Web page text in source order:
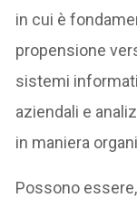
in cui è
propensione
sistemi
aziendali e
in maniera
Possono